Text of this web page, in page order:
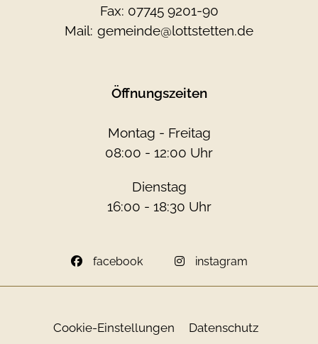
Fax: 07745 9201-90
Mail: gemeinde@lottstetten.de
Öffnungszeiten
Montag - Freitag
08:00 - 12:00 Uhr
Dienstag
16:00 - 18:30 Uhr
facebook instagram
Cookie-Einstellungen Datenschutz